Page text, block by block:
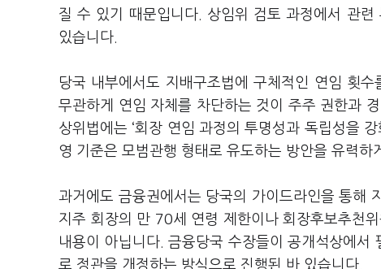
질 수 있기 때문입니다. 상임위 검토 과정에서 관
있습니다.
당국 내부에서도 지배구조법에 구체적인 연임 횟
무관하게 연임 자체를 차단하는 것이 주주 권한과
상위법에는 ‘회장 연임 과정의 투명성과 독립성을
영 기준은 모범관행 형태로 유도하는 방안을 유력하
과거에도 금융권에서는 당국의 가이드라인을 통해
지주 회장의 만 70세 연령 제한이나 회장후보추천
내용이 아닙니다. 금융당국 수장들이 공개석상에
로 정관을 개정하는 방식으로 진행된 바 있습니다.